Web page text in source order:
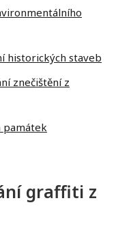
historických staveb
znečištění z
památek
graffiti z